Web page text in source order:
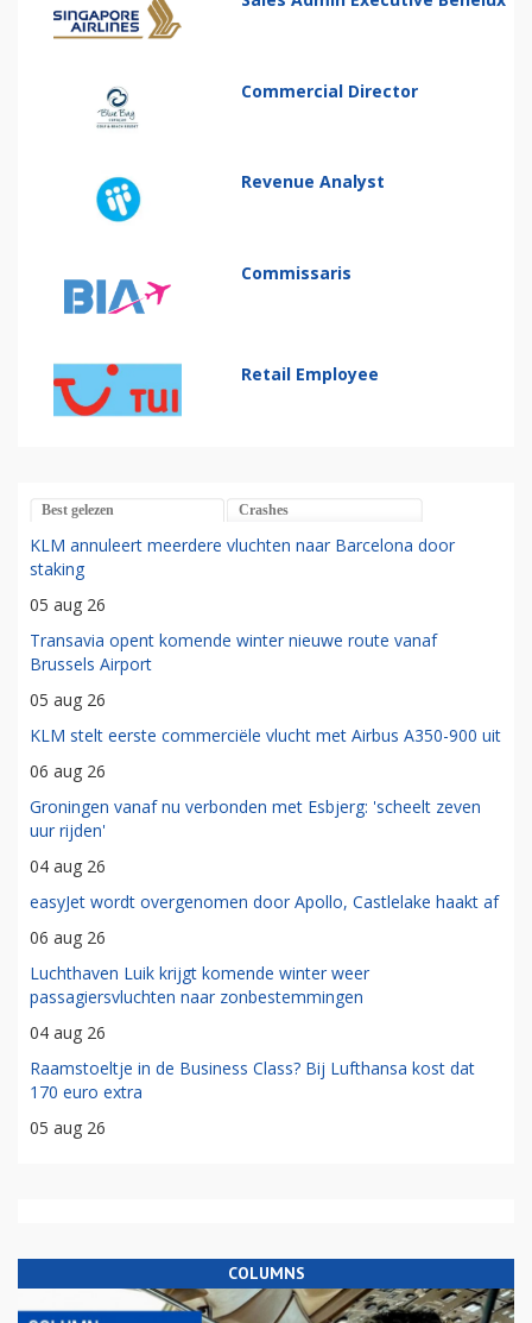
Commercial Director
Revenue Analyst
Commissaris
Retail Employee
Best gelezen Crashes
KLM annuleert meerdere vluchten naar Barcelona door
staking
05 aug 26
Transavia opent komende winter nieuwe route vanaf
Brussels Airport
05 aug 26
KLM stelt eerste commerciële vlucht met Airbus A350-900 uit
06 aug 26
Groningen vanaf nu verbonden met Esbjerg: 'scheelt zeven
uur rijden'
04 aug 26
easyJet wordt overgenomen door Apollo, Castlelake haakt af
06 aug 26
Luchthaven Luik krijgt komende winter weer
passagiersvluchten naar zonbestemmingen
04 aug 26
Raamstoeltje in de Business Class? Bij Lufthansa kost dat
170 euro extra
05 aug 26
COLUMNS